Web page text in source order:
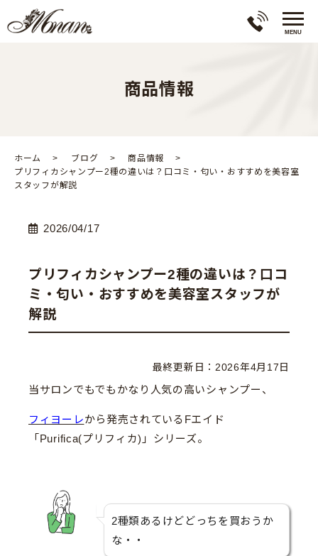
商品情報
ホーム ブログ
商品情報
プリフィカシャンプー2種の違いは？口コミ・匂い・おすすめを美容室
スタッフが解説
2026/04/17
プリフィカシャンプー2種の違いは？口コ
ミ・匂い・おすすめを美容室スタッフが
解説
最終更新日： 2026年4月17日
当サロンでもでもかなり人気の高いシャンプー、
フィヨーレから発売されているFエイド
「Purifica(プリフィカ)」シリーズ。
2種類あるけどどっちを買おうか
な・・